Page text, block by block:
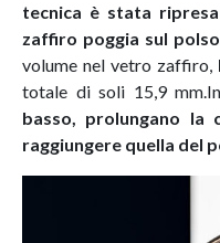
tecnica è stata
zaffiro poggia sul polso
volume nel vetro zaffiro,
totale di soli 15,9
basso, prolungano
raggiungere quella del